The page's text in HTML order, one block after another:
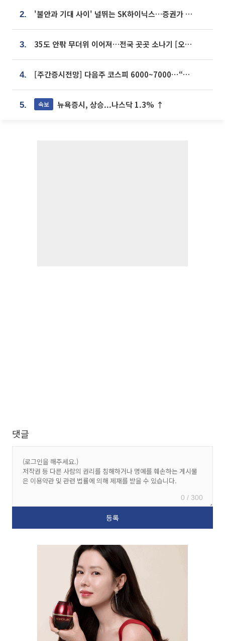
2. '불안과 기대 사이' 널뛰는 SK하이닉스…증권가 "HBM4·LTA 기반 펀터멘털 견고"
3. 35도 안팎 무더위 이어져…전국 곳곳 소나기 [오늘 날씨]
4. [주간증시전망] 다음주 코스피 6000~7000⋯“外人 수급은 정책이 변수”
5. 속보 뉴욕증시, 상승...나스닥 1.3% ↑
댓글
0 / 300